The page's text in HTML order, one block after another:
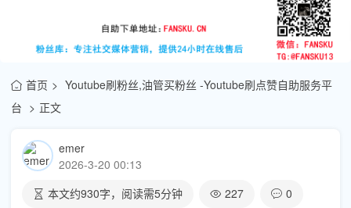
首页
Youtube刷粉丝,油管买粉丝 -Youtube刷点赞自助服务平
台
正文
emer
2026-3-20 00:13
本文约930字，阅读需5分钟 227 0